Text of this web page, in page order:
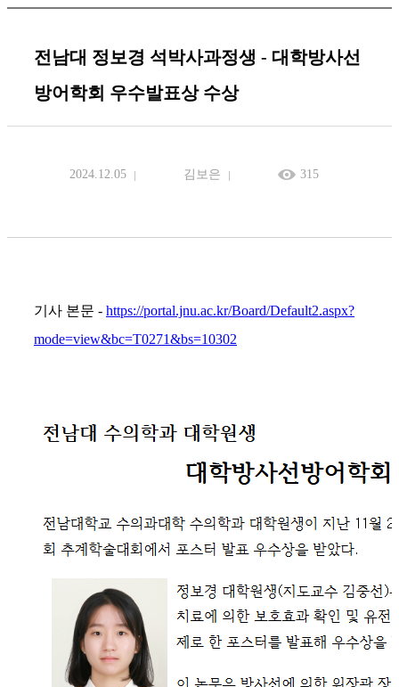
전남대 정보경 석박사과정생 - 대학방사선
방어학회 우수발표상 수상
2024.12.05 김보은 315
기사 본문 - https://portal.jnu.ac.kr/Board/Default2.aspx?
mode=view&bc=T0271&bs=10302